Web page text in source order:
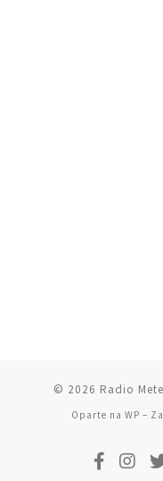
© 2026 Radio
Oparte na WP –